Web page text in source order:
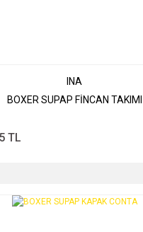
INA
BOXER SUPAP FİNCAN TAKIMI
TL